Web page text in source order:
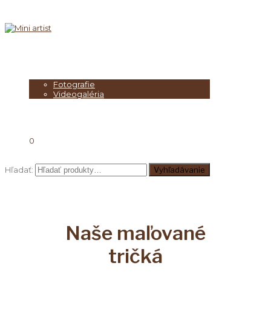
Fotografie
Videogaléria
0
Hľadať: Vyhľadávanie
Milovaný Mini
Naše maľované
tričká